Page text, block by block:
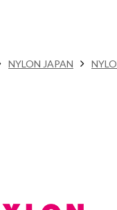
NYLON JAPAN